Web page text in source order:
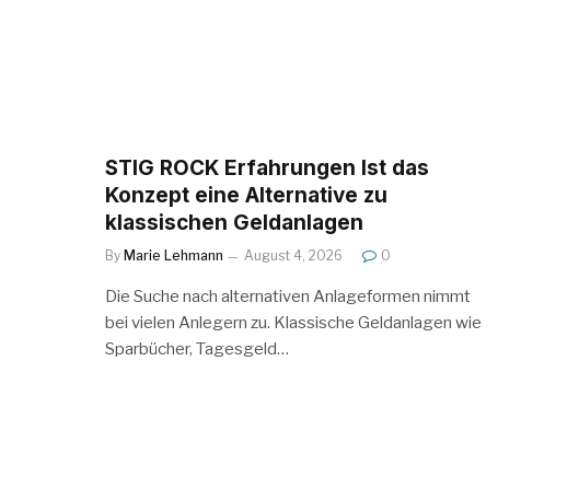
STIG ROCK Erfahrungen Ist das
Konzept eine Alternative zu
klassischen Geldanlagen
By Marie Lehmann August 4, 2026 0
Die Suche nach alternativen Anlageformen nimmt
bei vielen Anlegern zu. Klassische Geldanlagen wie
Sparbücher, Tagesgeld…